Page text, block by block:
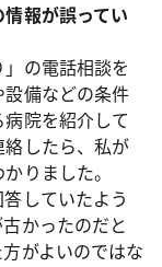
報が誤ってい
の電話相談を
備などの条件
院を紹介して
したら、私が
りました。
していたよう
かったのだと
がよいのではな